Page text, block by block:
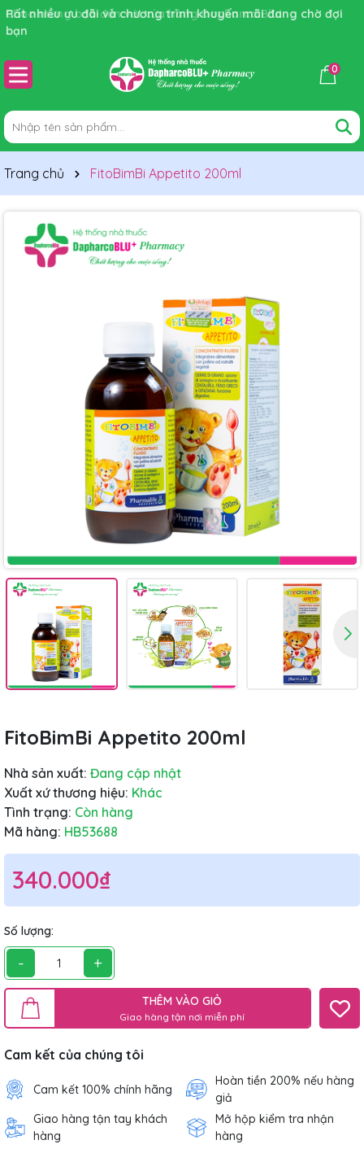
Rất nhiều ưu đãi và chương trình khuyến mãi đang chờ đợi
bạn
0
Trang chủ FitoBimBi Appetito 200ml
FitoBimBi Appetito 200ml
Nhà sản xuất: Đang cập nhật
Xuất xứ thương hiệu: Khác
Tình trạng: Còn hàng
Mã hàng: HB53688
340.000₫
Số lượng:
- +
THÊM VÀO GIỎ
Giao hàng tận nơi miễn phí
Cam kết của chúng tôi
Cam kết 100% chính hãng
Hoàn tiền 200% nếu hàng
giả
Giao hàng tận tay khách
hàng
Mở hộp kiểm tra nhận
hàng